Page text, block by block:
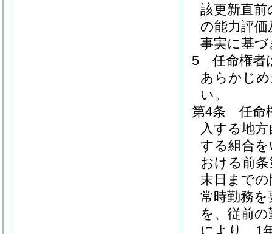
該更新直前
の能力評
事実に基
5
任命権者
あらかじ
い。
第4条
任命
入する地
する組合
おける前
末日まで
常時勤務
を、従前
により、1